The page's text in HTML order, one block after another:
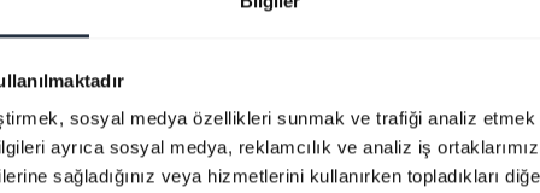
sosyal medya özellikleri sunmak ve trafiği analiz
ayrıca sosyal medya, reklamcılık ve analiz iş
sağladığınız veya hizmetlerini kullanırken topladıkları
Ürün dokümanları
Hızlı Başlangıç Kılavuzu
Çok dilli